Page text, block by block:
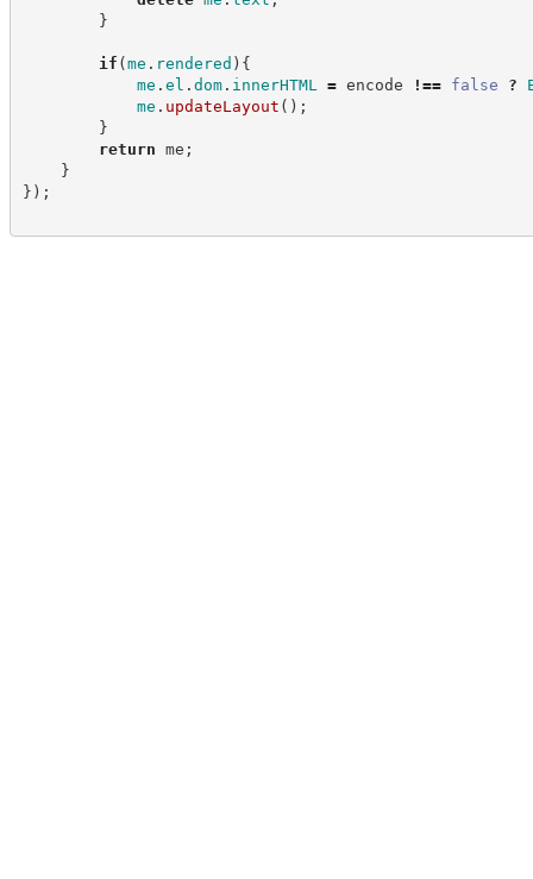
}
if (me . rendered ) {
me . el . dom. innerHTML = encode !== false ?
me . updateLayout ( ) ;
}
return me ;
}
} ) ;